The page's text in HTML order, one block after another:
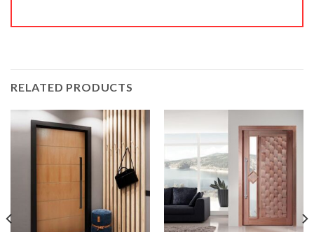
RELATED PRODUCTS